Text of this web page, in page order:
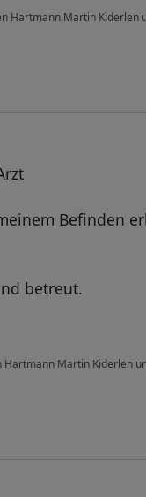
Hartmann Martin Kiderlen
Befinden
betreut.
Martin Kiderlen